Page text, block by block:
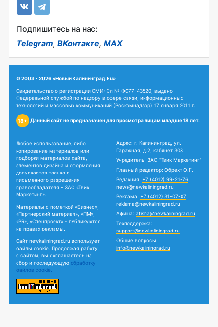
Подпишитесь на нас:
Telegram, ВКонтакте, MAX
© 2003 - 2026 «Новый Калининград.Ru»
Свидетельство о регистрации СМИ: Эл № ФС77-43520, выдано
Федеральной службой по надзору в сфере связи, информационных
технологий и массовых коммуникаций (Роскомнадзор) 17 января 2011 г.
18+ Данный сайт не предназначен для просмотра лицам младше 18 лет.
Любое использование, либо
копирование материалов или
подборки материалов сайта,
элементов дизайна и оформления
допускается только с
письменного разрешения
правообладателя - ЗАО «Твик
Маркетинг».
Материалы с пометкой «Бизнес»,
«Партнерский материал», «ПМ»,
«PR», «Спецпроект» - публикуются
на правах рекламы.
Сайт newkaliningrad.ru использует
файлы cookie. Продолжая работу
с сайтом, вы соглашаетесь на
сбор и последующую обработку
файлов cookie.
Адрес: г. Калининград, ул.
Гаражная, д.2, кабинет 308
Учредитель: ЗАО "Твик Маркетинг"
Главный редактор: Обрехт О.Г.
Редакция: +7 (4012) 99-21-76
news@newkaliningrad.ru
Реклама: +7 (4012) 31-07-07
reklama@newkaliningrad.ru
Афиша: afisha@newkaliningrad.ru
Техподдержка:
support@newkaliningrad.ru
Общие вопросы:
info@newkaliningrad.ru